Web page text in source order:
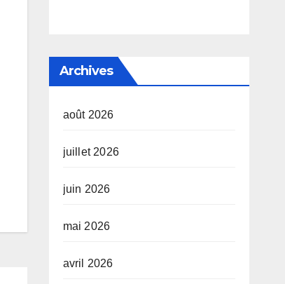
Archives
août 2026
juillet 2026
juin 2026
mai 2026
avril 2026